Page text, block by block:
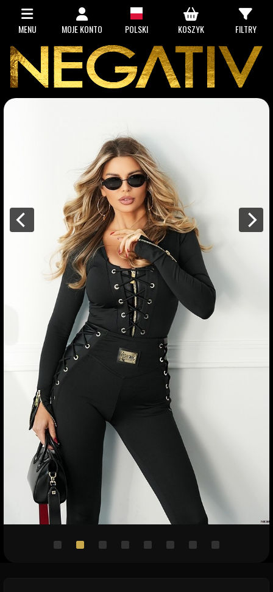
MENU MOJE KONTO POLSKI KOSZYK FILTRY